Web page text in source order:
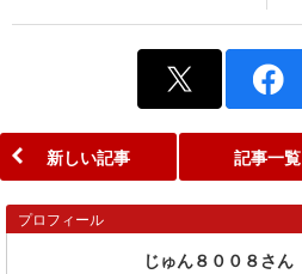
新しい記事 記事一覧
プロフィール
じゅん８００８さん